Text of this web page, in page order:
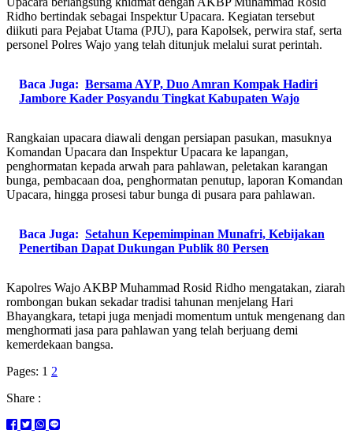
Ridho bertindak sebagai Inspektur Upacara. Kegiatan tersebut
diikuti para Pejabat Utama (PJU), para Kapolsek, perwira staf, serta
personel Polres Wajo yang telah ditunjuk melalui surat perintah.
Baca Juga: Bersama AYP, Duo Amran Kompak Hadiri
Jambore Kader Posyandu Tingkat Kabupaten Wajo
Rangkaian upacara diawali dengan persiapan pasukan, masuknya
Komandan Upacara dan Inspektur Upacara ke lapangan,
penghormatan kepada arwah para pahlawan, peletakan karangan
bunga, pembacaan doa, penghormatan penutup, laporan Komandan
Upacara, hingga prosesi tabur bunga di pusara para pahlawan.
Baca Juga: Setahun Kepemimpinan Munafri, Kebijakan
Penertiban Dapat Dukungan Publik 80 Persen
Kapolres Wajo AKBP Muhammad Rosid Ridho mengatakan, ziarah
rombongan bukan sekadar tradisi tahunan menjelang Hari
Bhayangkara, tetapi juga menjadi momentum untuk mengenang dan
menghormati jasa para pahlawan yang telah berjuang demi
kemerdekaan bangsa.
Pages: 1 2
Share :